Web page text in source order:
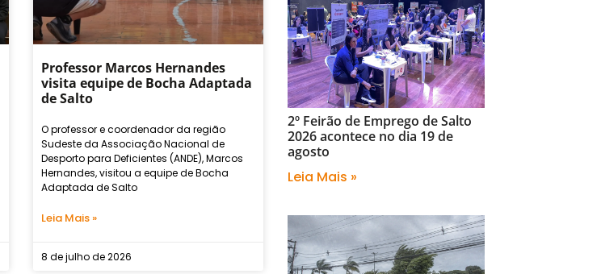
Professor Marcos Hernandes
visita equipe de Bocha Adaptada
de Salto
O professor e coordenador da região
Sudeste da Associação Nacional de
Desporto para Deficientes (ANDE), Marcos
Hernandes, visitou a equipe de Bocha
Adaptada de Salto
Leia Mais »
8 de julho de 2026
2º Feirão de Emprego de Salto
2026 acontece no dia 19 de
agosto
Leia Mais »